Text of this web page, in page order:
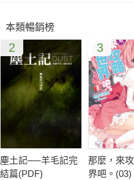
【故事簡介】
2049年，奈米科技已經登峰造
人，可以進入人體組織血液，
只不過，這種「奈米微型機」
然明白那也可以用來殺人，而
於是，世界各國爭先恐後發展
經逐漸陷入奈米戰爭的陰影。
在美國，有一個人最先警覺到
本類暢銷榜
2
塵土記──羊毛記完
結篇(PDF)
3
那麼，來
界吧。(03)